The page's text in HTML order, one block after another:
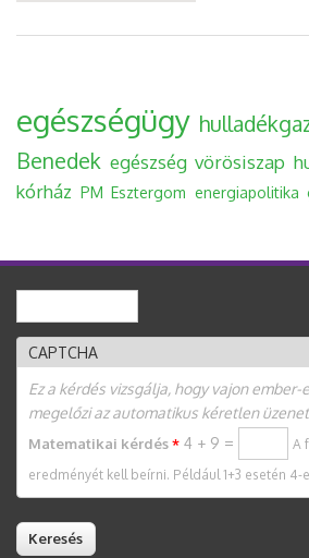
hosszabbítása
egészségügy
Benedek egészség vörösiszap
kórház PM Esztergom energiapolitika
CAPTCHA
Ez a kérdés vizsgálja, hogy vajon
megelőzi az automatikus kéretlen
Matematikai kérdés* 4 + 9 =
A
eredményét kell beírni. Például 1+3 esetén 4-